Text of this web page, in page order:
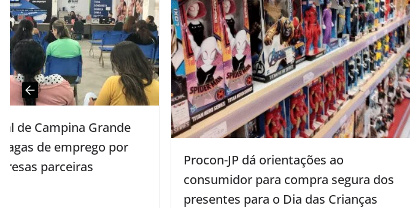
Procon-JP dá orientações ao
consumidor para compra segura dos
presentes para o Dia das Crianças
Museu Eleitoral
finalizado e
breve
outubro 3, 2025